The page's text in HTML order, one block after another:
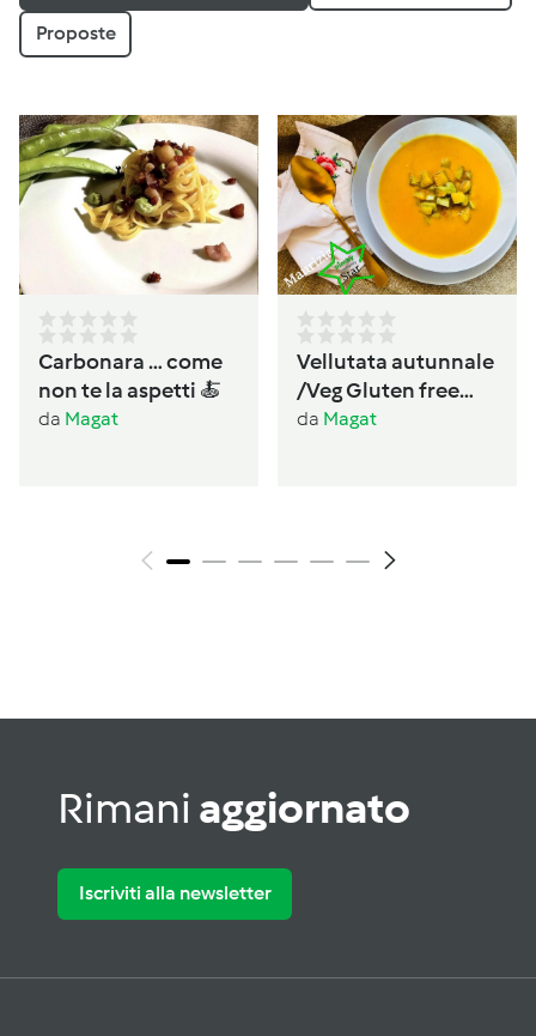
Proposte
Carbonara … come
non te la aspetti 🍝
da Magat
Vellutata autunnale
/Veg Gluten free
Lactos free
da Magat
Rimani aggiornato
Iscriviti alla newsletter